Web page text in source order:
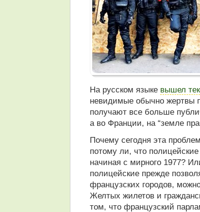
На русском языке вышел
невидимые обычно жертвы
получают все больше
а во Франции, на “земле
Почему сегодня эта
потому ли, что
начиная с мирного 1977?
полицейские прежде
французских городов,
Желтых жилетов и
том, что французский